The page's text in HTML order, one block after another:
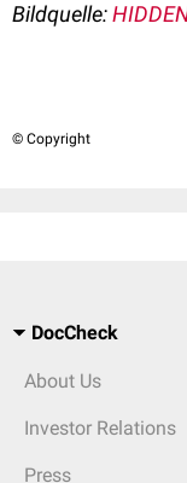
Bildquelle:
© Copyright
DocCheck
About Us
Investor Relations
Press